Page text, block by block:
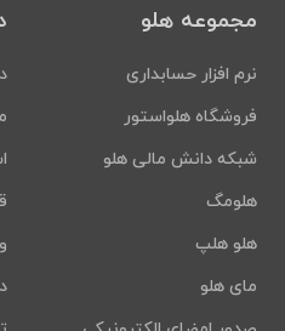
مجموعه هلو
نرم افزار حسابداری
فروشگاه هلواستور
شبکه دانش مالی هلو
هلومگ
هلو هلپ
مای هلو